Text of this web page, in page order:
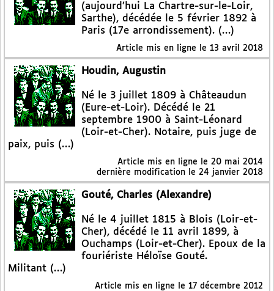
(aujourd’hui La Chartre-sur-le-Loir,
Sarthe), décédée le 5 février 1892 à
Paris (17e arrondissement). (…)
Article mis en ligne le 13 avril 2018
Houdin, Augustin
Né le 3 juillet 1809 à Châteaudun
(Eure-et-Loir). Décédé le 21
septembre 1900 à Saint-Léonard
(Loir-et-Cher). Notaire, puis juge de
paix, puis (…)
Article mis en ligne le 20 mai 2014
dernière modification le 24 janvier 2018
Gouté, Charles (Alexandre)
Né le 4 juillet 1815 à Blois (Loir-et-
Cher), décédé le 11 avril 1899, à
Ouchamps (Loir-et-Cher). Epoux de la
fouriériste Héloïse Gouté.
Militant (…)
Article mis en ligne le 17 décembre 2012